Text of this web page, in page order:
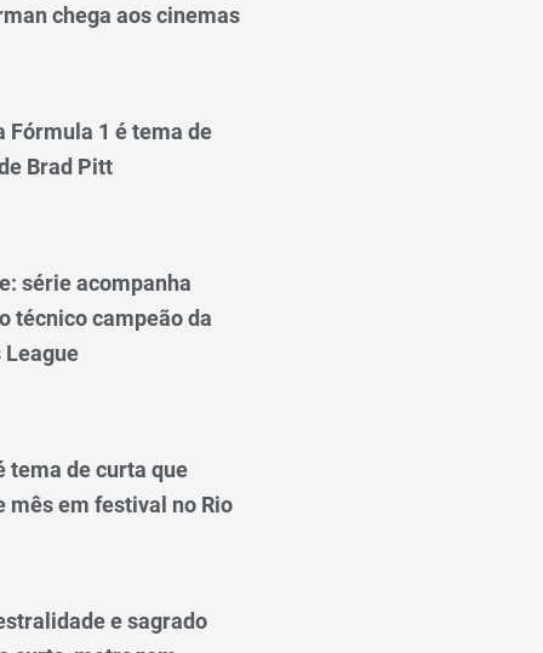
chega aos cinemas
Fórmula 1 é tema de
Brad Pitt
série acompanha
técnico campeão da
League
tema de curta que
mês em festival no Rio
e sagrado